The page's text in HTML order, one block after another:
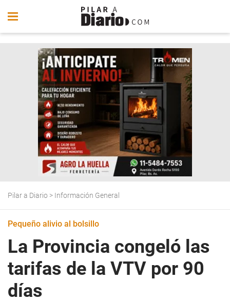
Pilar a Diario > Información General
Pequeño alivio al bolsillo
La Provincia congeló las
tarifas de la VTV por 90
días